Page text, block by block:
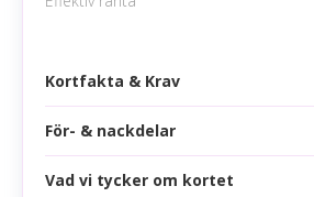
Google pay
Samsung pay
Kortfakta & Krav
Kortfakta
Årsavgift
För- & nackdelar
Fördelar
Vad vi tycker om kortet